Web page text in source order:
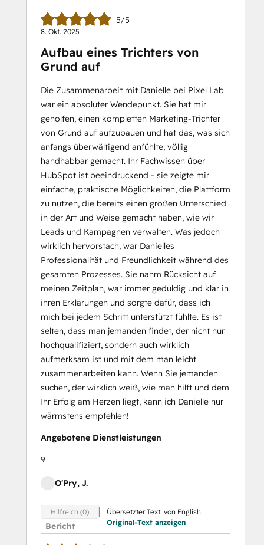
5/5
8. Okt. 2025
Aufbau eines Trichters von
Grund auf
Die Zusammenarbeit mit Danielle bei Pixel Lab
war ein absoluter Wendepunkt. Sie hat mir
geholfen, einen kompletten Marketing-Trichter
von Grund auf aufzubauen und hat das, was sich
anfangs überwältigend anfühlte, völlig
handhabbar gemacht. Ihr Fachwissen über
HubSpot ist beeindruckend - sie zeigte mir
einfache, praktische Möglichkeiten, die Plattform
zu nutzen, die bereits einen großen Unterschied
in der Art und Weise gemacht haben, wie wir
Leads und Kampagnen verwalten. Was jedoch
wirklich hervorstach, war Danielles
Professionalität und Freundlichkeit während des
gesamten Prozesses. Sie nahm Rücksicht auf
meinen Zeitplan, war immer geduldig und klar in
ihren Erklärungen und sorgte dafür, dass ich
mich bei jedem Schritt unterstützt fühlte. Es ist
selten, dass man jemanden findet, der nicht nur
hochqualifiziert, sondern auch wirklich
aufmerksam ist und mit dem man leicht
zusammenarbeiten kann. Wenn Sie jemanden
suchen, der wirklich weiß, wie man hilft und dem
Ihr Erfolg am Herzen liegt, kann ich Danielle nur
wärmstens empfehlen!
Angebotene Dienstleistungen
9
O'Pry, J.
Hilfreich (0)
Bericht
Übersetzter Text: von English.
Original-Text anzeigen